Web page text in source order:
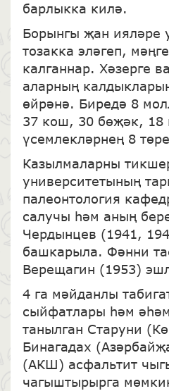
барлыкка килә.
Борынгы җан ияләре
тозакка эләгеп,
калганнар. Хәзерге
аларның
өйрәнә. Биредә 8
37 кош, 30 бөҗәк, 18
үсемлекләрнең 8
Казылмаларны
университетының
палеонтология
салучы һәм аның
Чердынцев (1941,
башкарыла. Фәнни
Верещагин (1953)
4 га мәйданлы
сыйфатлары һәм
танылган Старуни
Бинагадах
(АКШ) асфальтит
чагыштырырга